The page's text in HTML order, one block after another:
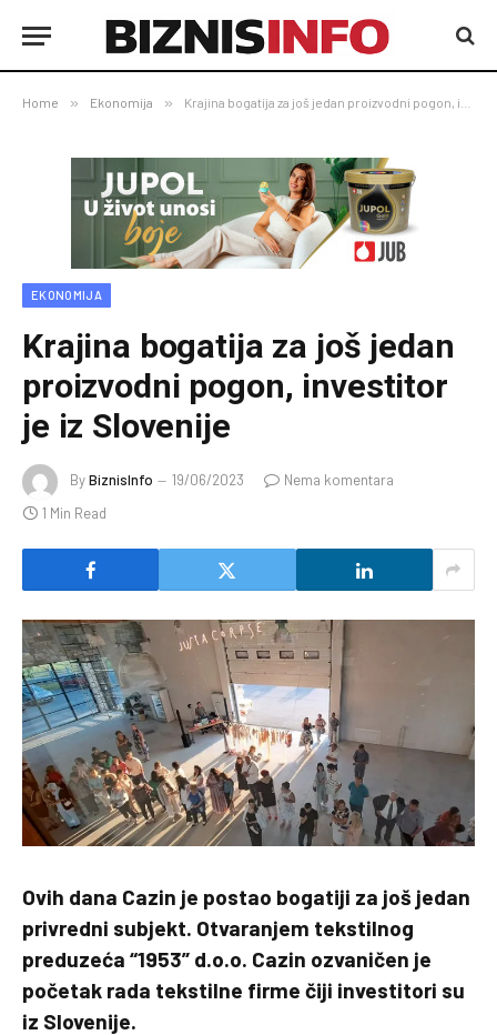
Home » Ekonomija » Krajina bogatija za još jedan proizvodni pogon, investitor je iz Slovenije
EKONOMIJA
Krajina bogatija za još jedan
proizvodni pogon, investitor
je iz Slovenije
ByBiznisInfo 19/06/2023
Nema komentara
1 Min Read
Ovih dana Cazin je postao bogatiji za još jedan
privredni subjekt. Otvaranjem tekstilnog
preduzeća “1953” d.o.o. Cazin ozvaničen je
početak rada tekstilne firme čiji investitori su
iz Slovenije.